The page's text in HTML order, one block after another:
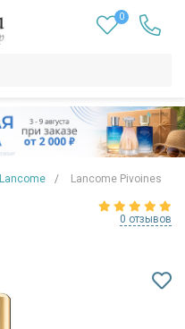
0
Lancome Lancome Pivoines
0 отзывов